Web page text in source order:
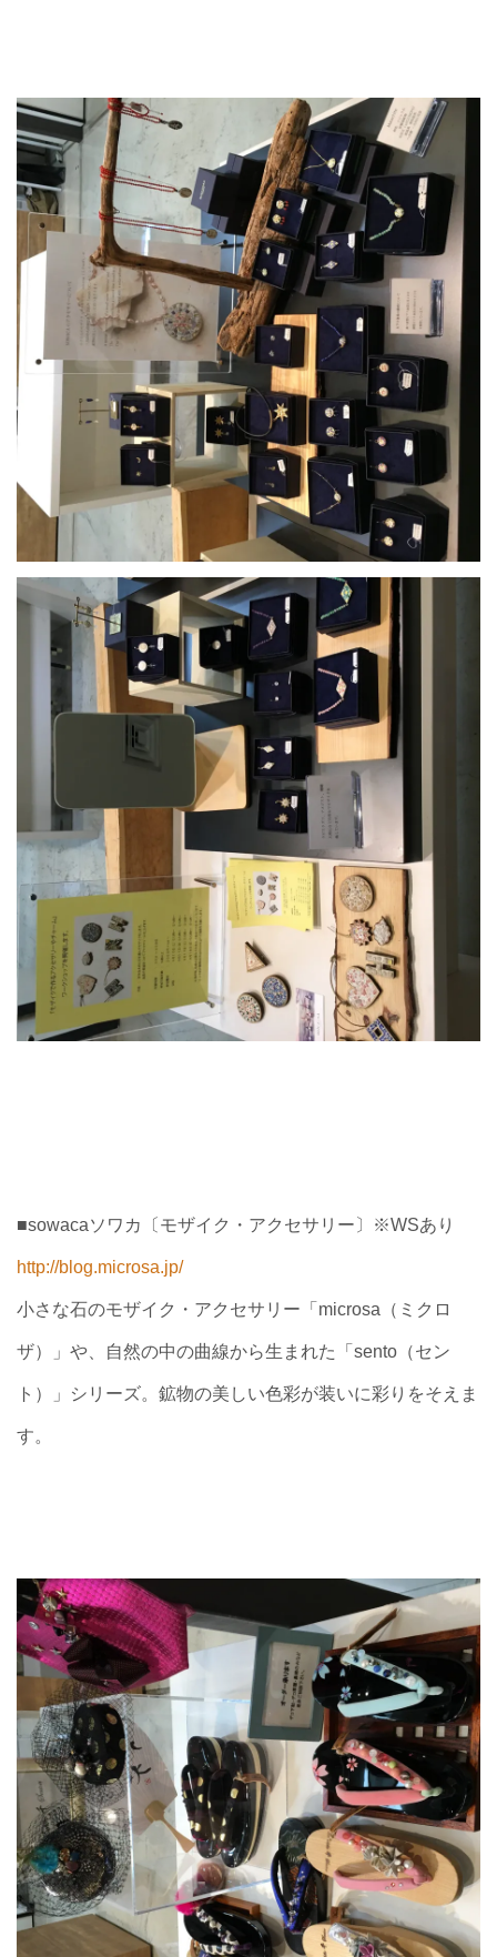
■sowacaソワカ〔モザイク・アクセサリー〕※WSあり
http://blog.microsa.jp/
小さな石のモザイク・アクセサリー「microsa（ミ クロ
ザ）」や、自然の中の曲線から生まれた「sento （セン
ト）」シリーズ。鉱物の美しい色彩が装いに彩りをそえま
す。